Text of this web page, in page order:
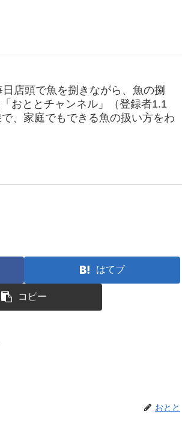
店頭で魚を捌きながら、魚の捌
おととチャンネル」（登録者1.1
、家庭でもできる魚の扱い方をわ
はてブ
コピー
おとと